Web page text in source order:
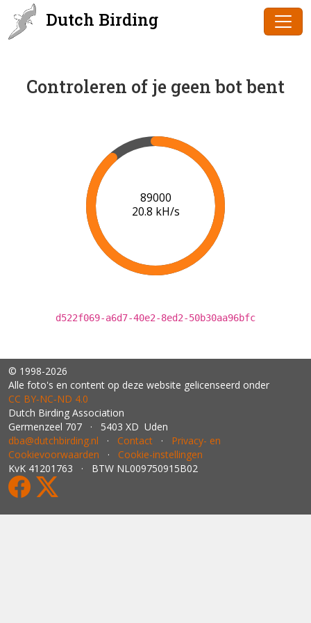
Dutch Birding
Controleren of je geen bot bent
90000
20.8 kH/s
d522f069-a6d7-40e2-8ed2-50b30aa96bfc
© 1998-2026
Alle foto's en content op deze website gelicenseerd onder
CC BY‑NC‑ND 4.0
Dutch Birding Association
Germenzeel 707 · 5403 XD Uden
dba@dutchbirding.nl · Contact · Privacy- en
Cookievoorwaarden · Cookie-instellingen
KvK 41201763 · BTW NL009750915B02